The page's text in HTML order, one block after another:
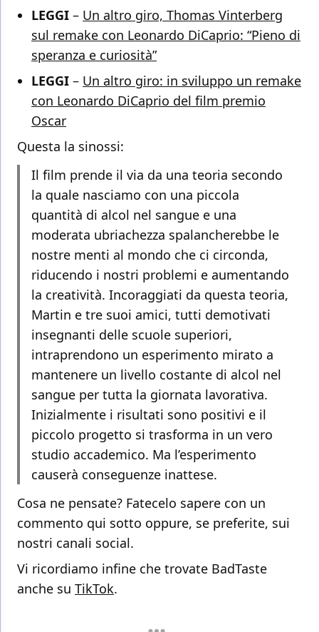
LEGGI – Un altro giro, Thomas Vinterberg
sul remake con Leonardo DiCaprio: “Pieno di
speranza e curiosità”
LEGGI – Un altro giro: in sviluppo un remake
con Leonardo DiCaprio del film premio
Oscar
Questa la sinossi:
Il film prende il via da una teoria secondo
la quale nasciamo con una piccola
quantità di alcol nel sangue e una
moderata ubriachezza spalancherebbe le
nostre menti al mondo che ci circonda,
riducendo i nostri problemi e aumentando
la creatività. Incoraggiati da questa teoria,
Martin e tre suoi amici, tutti demotivati
insegnanti delle scuole superiori,
intraprendono un esperimento mirato a
mantenere un livello costante di alcol nel
sangue per tutta la giornata lavorativa.
Inizialmente i risultati sono positivi e il
piccolo progetto si trasforma in un vero
studio accademico. Ma l’esperimento
causerà conseguenze inattese.
Cosa ne pensate? Fatecelo sapere con un
commento qui sotto oppure, se preferite, sui
nostri canali social.
Vi ricordiamo infine che trovate BadTaste
anche su TikTok.